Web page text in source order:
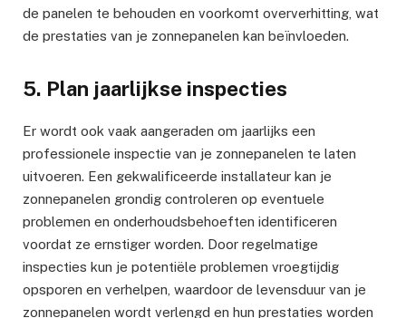
de panelen te behouden en voorkomt oververhitting, wat
de prestaties van je zonnepanelen kan beïnvloeden.
5. Plan jaarlijkse inspecties
Er wordt ook vaak aangeraden om jaarlijks een
professionele inspectie van je zonnepanelen te laten
uitvoeren. Een gekwalificeerde installateur kan je
zonnepanelen grondig controleren op eventuele
problemen en onderhoudsbehoeften identificeren
voordat ze ernstiger worden. Door regelmatige
inspecties kun je potentiële problemen vroegtijdig
opsporen en verhelpen, waardoor de levensduur van je
zonnepanelen wordt verlengd en hun prestaties worden